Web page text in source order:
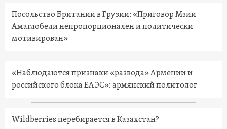
Посольство Британии в Грузии: «Приговор Мзии
Амаглобели непропорционален и политически
мотивирован»
«Наблюдаются признаки «развода» Армении и
российского блока ЕАЭС»: армянский политолог
Wildberries перебирается в Казахстан?